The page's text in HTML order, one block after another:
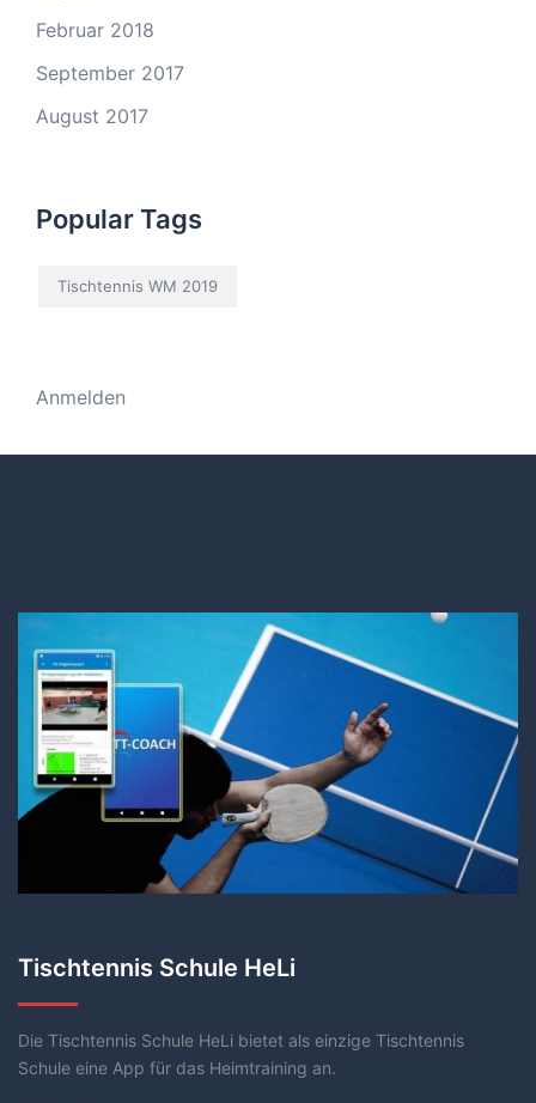
Februar 2018
September 2017
August 2017
Popular Tags
Tischtennis WM 2019
Anmelden
Tischtennis Schule HeLi
Die Tischtennis Schule HeLi bietet als einzige Tischtennis
Schule eine App für das Heimtraining an.